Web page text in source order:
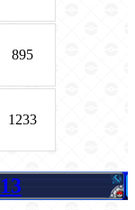
895
1233
13